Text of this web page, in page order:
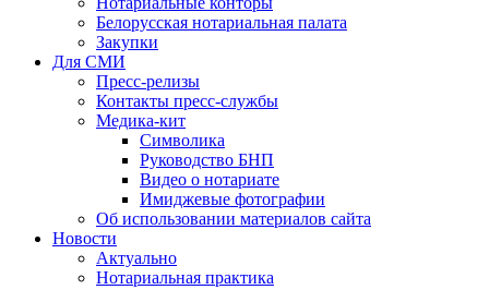
Белорусская нотариальная палата
Закупки
Для СМИ
Пресс-релизы
Контакты пресс-службы
Медика-кит
Символика
Руководство БНП
Видео о нотариате
Имиджевые фотографии
Об использовании материалов сайта
Новости
Актуально
Нотариальная практика